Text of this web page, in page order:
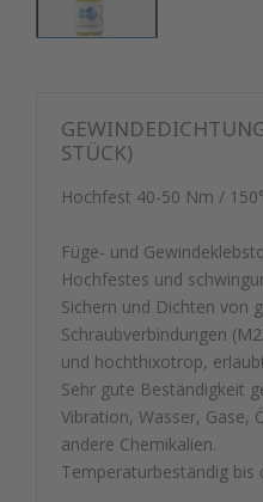
STÜCK)
Hochfest 40-50 Nm /
Füge- und
Hochfestes und
Sichern und Dichten von
Schraubverbindungen
und hochthixotrop,
Sehr gute Beständigkeit
Vibration, Wasser, Gase,
andere Chemikalien.
Temperaturbeständig bis